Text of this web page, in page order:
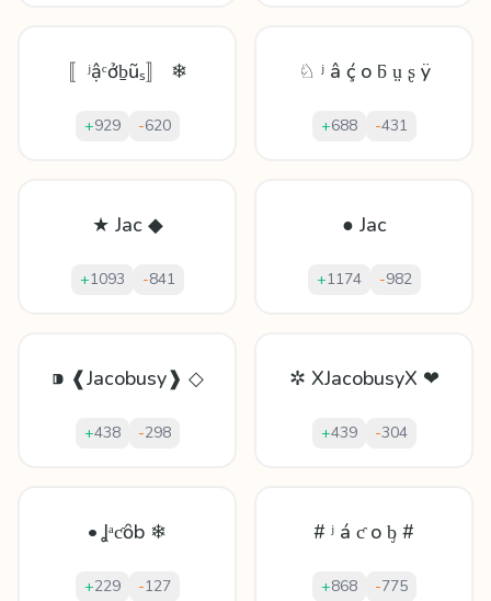
〚ʲậᶜởḇũₛ〛 ❄
+929 -620
♘ ʲ â ḉ o ƃ ṳ ʂ ÿ
+688 -431
★ Jac ◆
+1093 -841
● Jac
+1174 -982
⁍ ❰Jacobusy❱ ◇
+438 -298
✲ XJacobusyX ❤
+439 -304
• Ʝᵃƈȏb ❄
+229 -127
# ʲ á ƈ o ᶀ #
+868 -775